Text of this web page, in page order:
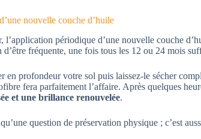
nouvelle couche d’huile
l’application périodique d’une nouvelle couche
d’être fréquente, une fois tous les 12 ou 24 mois
en profondeur votre sol puis laissez-le sécher
fera parfaitement l’affaire. Après quelques
et une brillance renouvelée.
question de préservation physique ; c’est